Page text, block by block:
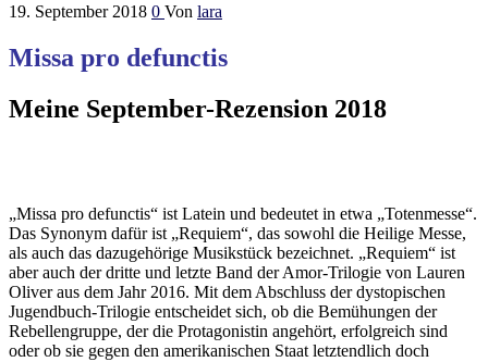
19. September 2018 0 Von lara
Missa pro defunctis
Meine September-Rezension 2018
„Missa pro defunctis“ ist Latein und bedeutet in etwa „Totenmesse“.
Das Synonym dafür ist „Requiem“, das sowohl die Heilige Messe,
als auch das dazugehörige Musikstück bezeichnet. „Requiem“ ist
aber auch der dritte und letzte Band der Amor-Trilogie von Lauren
Oliver aus dem Jahr 2016. Mit dem Abschluss der dystopischen
Jugendbuch-Trilogie entscheidet sich, ob die Bemühungen der
Rebellengruppe, der die Protagonistin angehört, erfolgreich sind
oder ob sie gegen den amerikanischen Staat letztendlich doch